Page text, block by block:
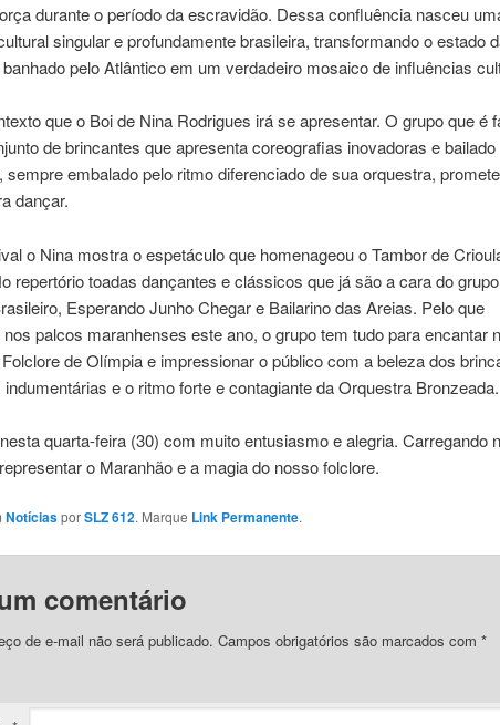
durante o período da escravidão. Dessa confluência nasceu
singular e profundamente brasileira, transformando o estado
pelo Atlântico em um verdadeiro mosaico de influências
que o Boi de Nina Rodrigues irá se apresentar. O grupo que é
de brincantes que apresenta coreografias inovadoras e bailado
sempre embalado pelo ritmo diferenciado de sua orquestra,
dançar.
o Nina mostra o espetáculo que homenageou o Tambor de
repertório toadas dançantes e clássicos que já são a cara do
Esperando Junho Chegar e Bailarino das Areias. Pelo que
palcos maranhenses este ano, o grupo tem tudo para encantar
de Olímpia e impressionar o público com a beleza dos
e o ritmo forte e contagiante da Orquestra Bronzeada.
quarta-feira (30) com muito entusiasmo e alegria. Carregando
o Maranhão e a magia do nosso folclore.
NotíciasporSLZ 612. Marque Link Permanente.
comentário
de e-mail não será publicado. Campos obrigatórios são marcados com *